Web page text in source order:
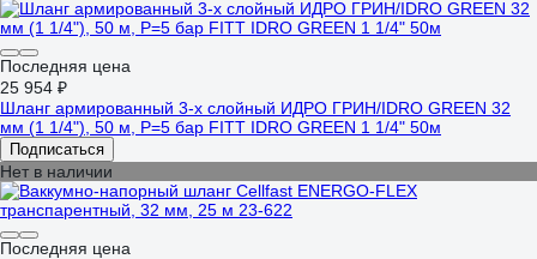
Последняя цена
25 954 ₽
Шланг армированный 3-х слойный ИДРО ГРИН/IDRO GREEN 32
мм (1 1/4"), 50 м, Р=5 бар FITT IDRO GREEN 1 1/4" 50м
Подписаться
Нет в наличии
Последняя цена